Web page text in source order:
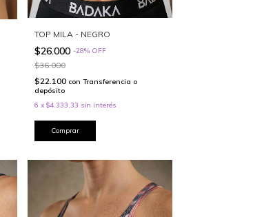
TOP MILA - NEGRO
$26.000 -28% OFF
$36.000
$22.100 con Transferencia o
depósito
6 x $4.333,33 sin interés
Comprar